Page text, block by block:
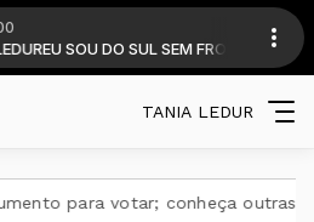
SOU DO SUL SEM FRONTEIRA com
- vento pampeiro
TANIA LEDUR
votar; conheça outras funções